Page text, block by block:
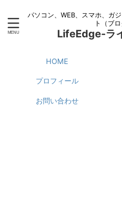
パソコン、WEB、スマホ、ガ
ト（ブロ
LifeEdge-ラ
HOME
プロフィール
お問い合わせ